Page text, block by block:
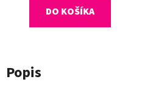
DO KOŠÍKA
Popis